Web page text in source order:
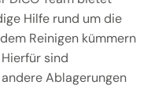
Hilfe rund um die
Reinigen kümmern
sind
Ablagerungen